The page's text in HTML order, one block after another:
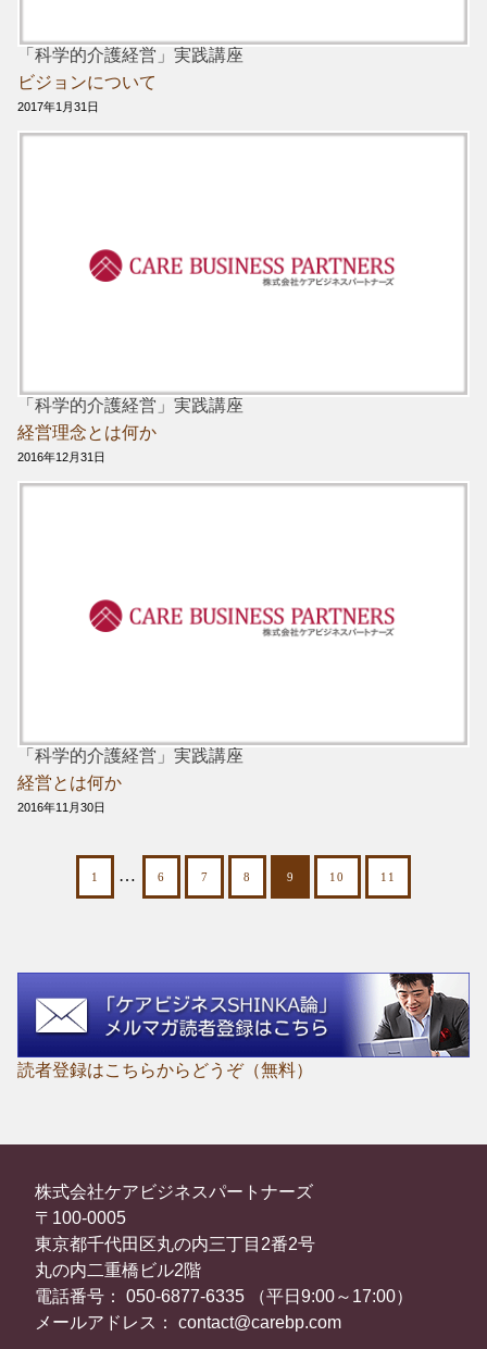
「科学的介護経営」実践講座
ビジョンについて
2017年1月31日
「科学的介護経営」実践講座
経営理念とは何か
2016年12月31日
「科学的介護経営」実践講座
経営とは何か
2016年11月30日
1 … 6 7 8 9 10 11
読者登録はこちらからどうぞ（無料）
株式会社ケアビジネスパートナーズ
〒100-0005
東京都千代田区丸の内三丁目2番2号
丸の内二重橋ビル2階
電話番号： 050-6877-6335 （平日9:00～17:00）
メールアドレス： contact@carebp.com